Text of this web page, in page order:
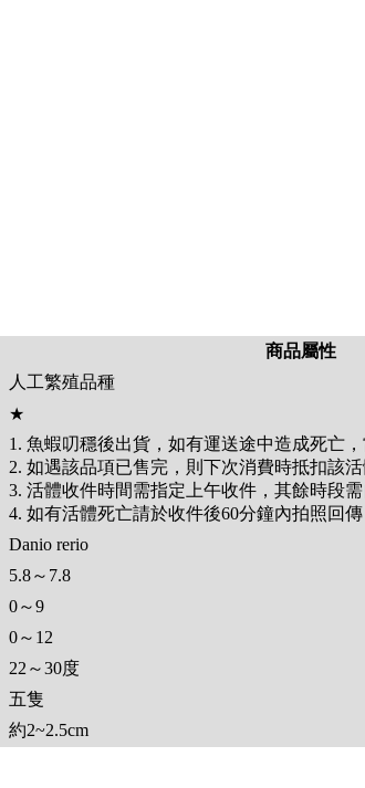
商品屬性
人工繁殖品種
★
1. 魚蝦叨穩後出貨，如有運送途中造成死亡
2. 如遇該品項已售完，則下次消費時抵扣該活
3. 活體收件時間需指定上午收件，其餘時段需
4. 如有活體死亡請於收件後60分鐘內拍照回
Danio rerio
5.8～7.8
0～9
0～12
22～30度
五隻
約2~2.5cm